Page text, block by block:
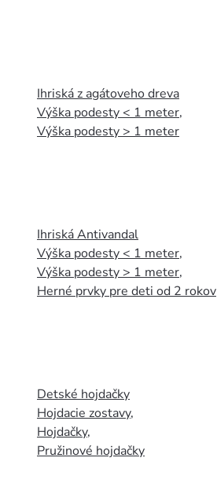
Ihriská z agátoveho dreva
Výška podesty < 1 meter,
Výška podesty > 1 meter
Ihriská Antivandal
Výška podesty < 1 meter,
Výška podesty > 1 meter,
Herné prvky pre deti od 2 rokov
Detské hojdačky
Hojdacie zostavy,
Hojdačky,
Pružinové hojdačky